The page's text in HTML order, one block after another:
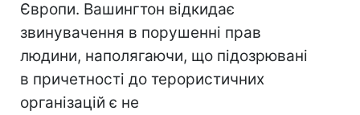
Європи. Вашингтон відкидає
звинувачення в порушенні прав
людини, наполягаючи, що підозрювані
в причетності до терористичних
організацій є не